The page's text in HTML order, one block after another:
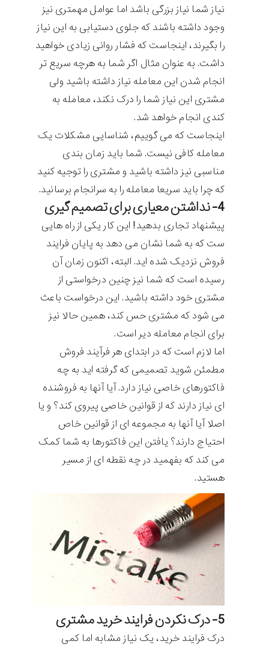
نیاز شما نیاز بزرگی باشد اما عوامل مهمتری نیز
وجود داشته باشند که جلوی دستیابی به این نیاز
را بگیرند، اینجاست که فشار روانی زیادی خواهید
داشت. به عنوان مثال اگر شما به هرچه سریع تر
انجام شدن این معامله نیاز داشته باشید ولی
مشتری این نیاز شما را درک نکند، معامله به
کندی انجام خواهد شد.
اینجاست که می گوییم، شناسایی مشکلات یک
معامله کافی نیست. شما باید زمان بندی
مناسبی نیز داشته باشید و مشتری را توجیه کنید
که چرا باید سریعا معامله را به سرانجام برسانید.
4- نداشتن معیاری برای تصمیم گیری
پیشنهاد تجاری بدهید! این کار یکی از راه هایی
ست که به شما نشان می دهد به پایان فرایند
فروش نزدیک شده اید. البته، اکنون زمان آن
رسیده است که شما نیز چنین درخواستی از
مشتری خود داشته باشید. این درخواست باعث
می شود که مشتری حس کند، همین حالا نیز
برای انجام معامله دیر است.
اما لازم است که در ابتدای هر فرآیند فروش
مطمئن شوید تصمیمی که گرفته اید به چه
فاکتورهای خاصی نیاز دارد. آیا آنها به فروشنده
ای نیاز دارند که از قوانین خاصی پیروی کند؟ و یا
اصلا آیا آنها به مجموعه ای از قوانین خاص
احتیاج دارند؟ یافتن این فاکتورها به شما کمک
می کند که بفهمید در چه نقطه ای از مسیر
هستید.
5- درک نکردن فرایند خرید مشتری
درک فرایند خرید، یک نیاز مشابه اما کمی